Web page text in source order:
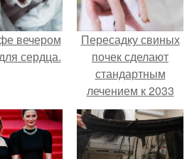
вечером
сердца.
Пересадку свиных
почек сделают
стандартным
лечением к 2033
году в Японии.